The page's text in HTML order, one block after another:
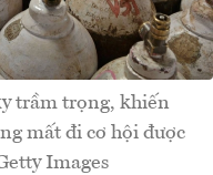
trầm trọng, khiến
mất đi cơ hội được
Images